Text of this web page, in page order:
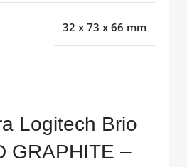
32 x 73 x 66 mm
Logitech Brio
GRAPHITE –